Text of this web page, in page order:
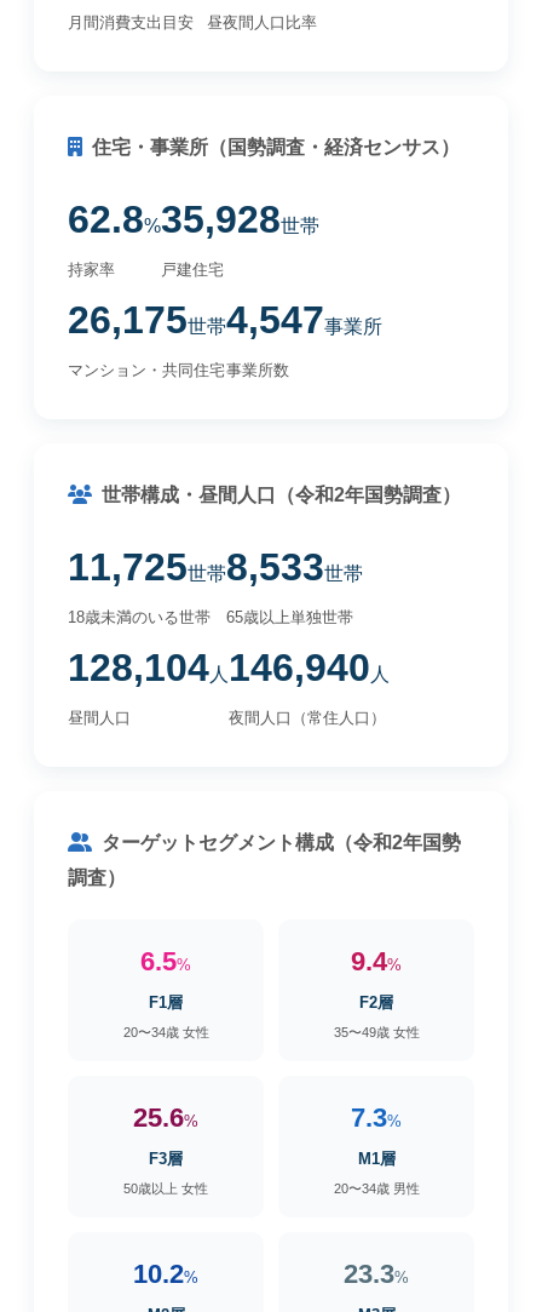
月間消費支出目安 昼夜間人口比率
住宅・事業所（国勢調査・経済センサス）
62.8%
持家率
35,928世帯
戸建住宅
26,175世帯
マンション・共同住宅
4,547事業所
事業所数
世帯構成・昼間人口（令和2年国勢調査）
11,725世帯
18歳未満のいる世帯
8,533世帯
65歳以上単独世帯
128,104人
昼間人口
146,940 人
夜間人口（常住人口）
ターゲットセグメント構成（令和2年国勢
調査）
6.5%
F1層
20〜34歳 女性
9.4%
F2層
35〜49歳 女性
25.6%
F3層
50歳以上 女性
7.3%
M1層
20〜34歳 男性
10.2% 23.3%